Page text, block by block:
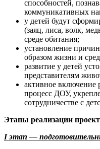
способностей,
коммуникативных
у детей будут
(заяц, лиса, волк,
среде обитания;
установление
образом жизни и
развитие у детей
представителям
активное включение
процесс ДОУ,
сотрудничестве с
Этапы реализации
I этап —